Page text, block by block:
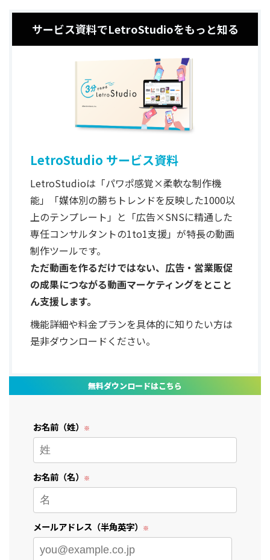
サービス資料でLetroStudioをもっと知る
LetroStudio サービス資料
LetroStudioは「パワポ感覚×柔軟な制作機
能」「媒体別の勝ちトレンドを反映した1000以
上のテンプレート」と「広告×SNSに精通した
専任コンサルタントの1to1支援」が特長の動画
制作ツールです。
ただ動画を作るだけではない、広告・営業販促
の成果につながる動画マーケティングをとこと
ん支援します。
機能詳細や料金プランを具体的に知りたい方は
是非ダウンロードください。
無料ダウンロードはこちら
お名前（姓）
お名前（名）
メールアドレス（半角英字）